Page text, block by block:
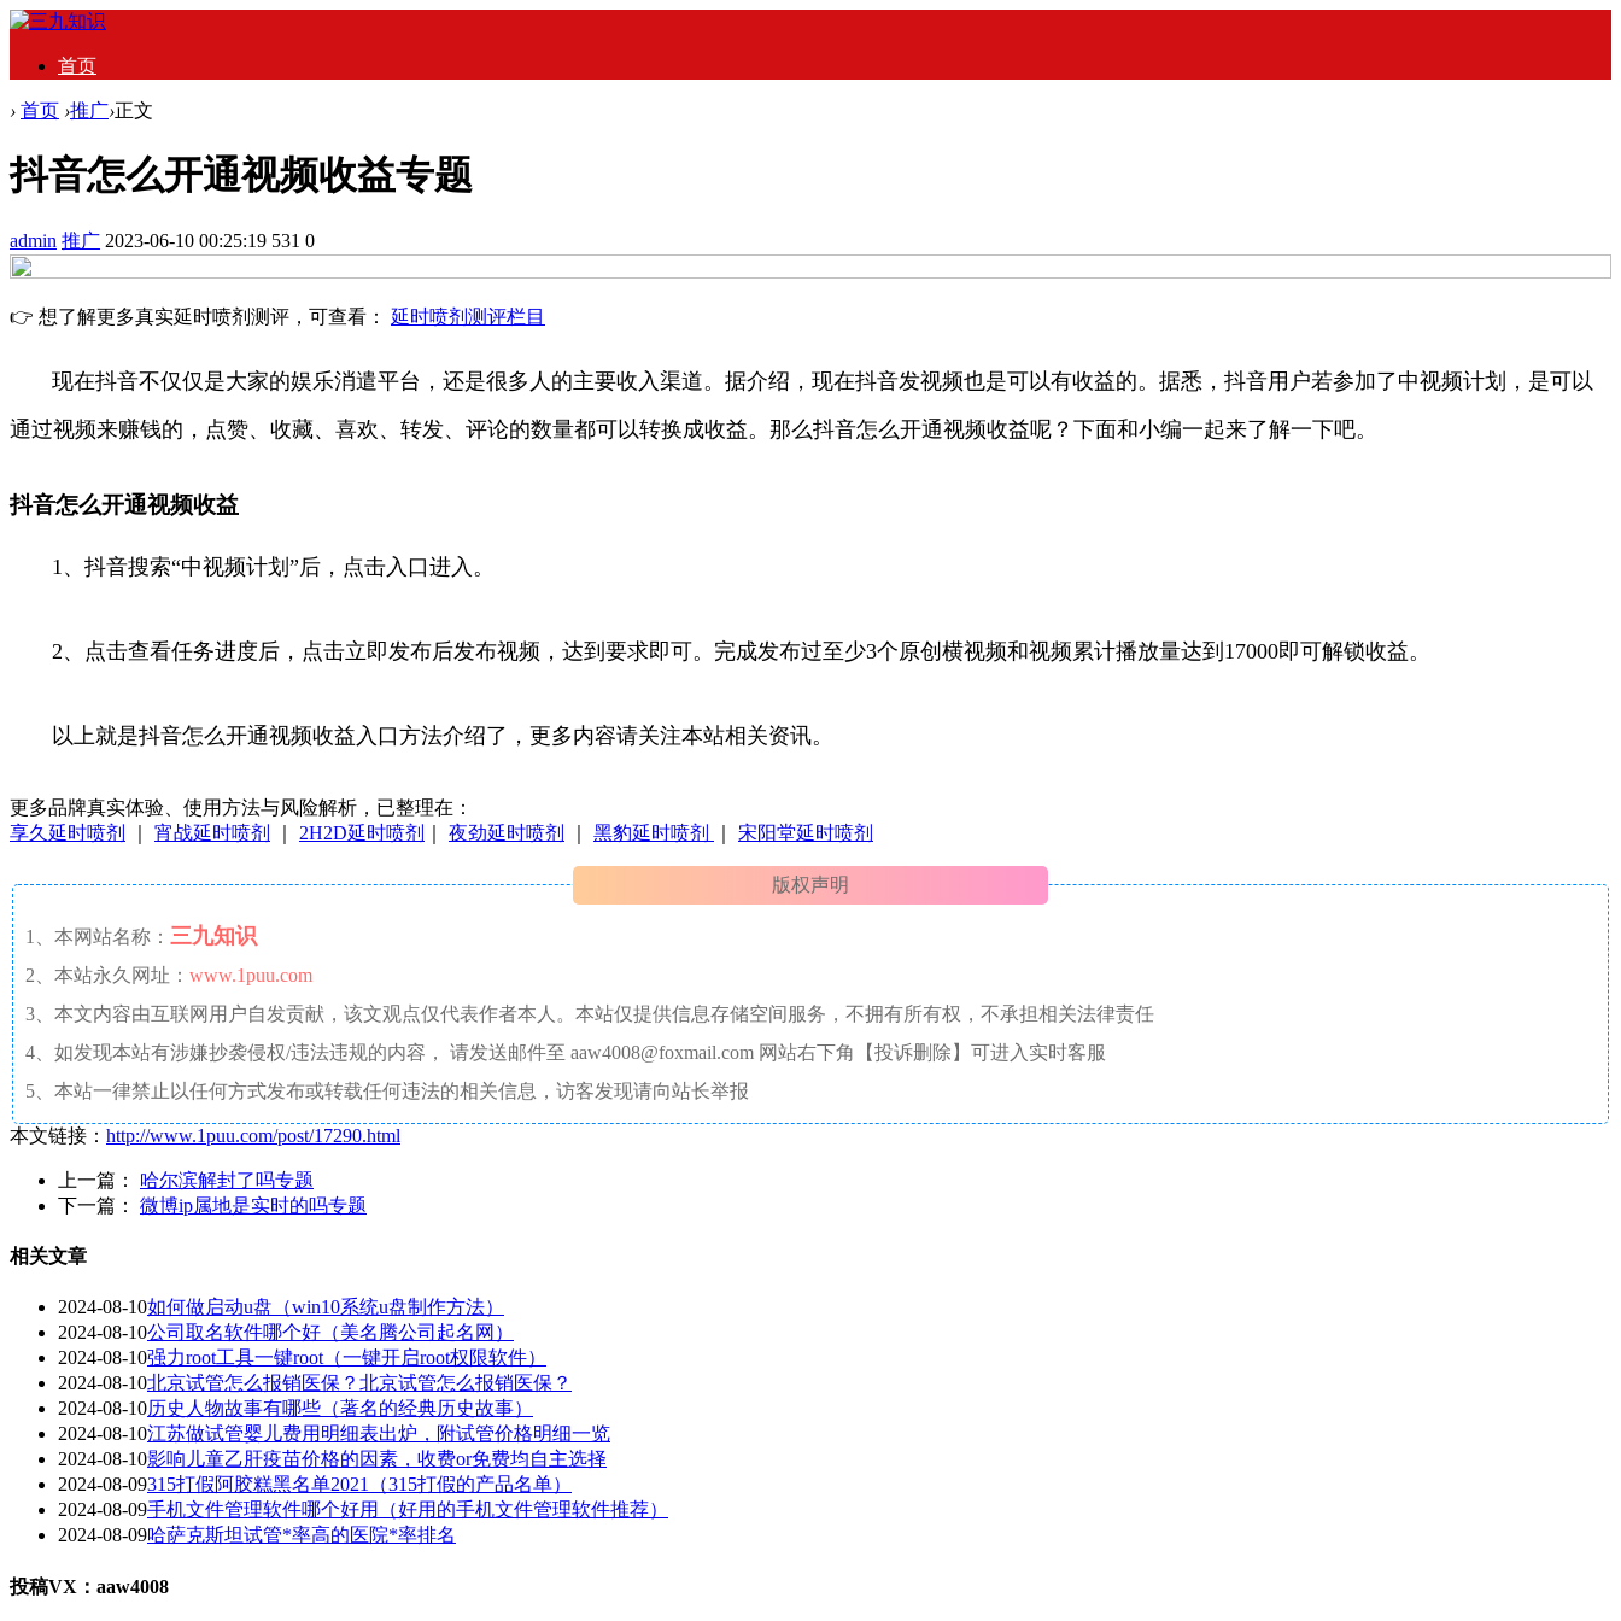
首页
› 首页 ›推广›正文
抖音怎么开通视频收益专题
admin 推广 2023-06-10 00:25:19 531 0
👉 想了解更多真实延时喷剂测评，可查看： 延时喷剂测评栏目
现在抖音不仅仅是大家的娱乐消遣平台，还是很多人的主要收入渠道。据介绍，现在抖音发视频也是可以有收益的。据悉，抖音用户若参加了中视频计划，是可以
通过视频来赚钱的，点赞、收藏、喜欢、转发、评论的数量都可以转换成收益。那么抖音怎么开通视频收益呢？下面和小编一起来了解一下吧。
抖音怎么开通视频收益
1、抖音搜索“中视频计划”后，点击入口进入。
2、点击查看任务进度后，点击立即发布后发布视频，达到要求即可。完成发布过至少3个原创横视频和视频累计播放量达到17000即可解锁收益。
以上就是抖音怎么开通视频收益入口方法介绍了，更多内容请关注本站相关资讯。
更多品牌真实体验、使用方法与风险解析，已整理在：
享久延时喷剂
宵战延时喷剂 2H2D延时喷剂 夜劲延时喷剂 黑豹延时喷剂 宋阳堂延时喷剂
版权声明
1、本网站名称： 三九知识
2、本站永久网址： www.1puu.com
3、本文内容由互联网用户自发贡献，该文观点仅代表作者本人。本站仅提供信息存储空间服务，不拥有所有权，不承担相关法律责任
4、如发现本站有涉嫌抄袭侵权/违法违规的内容， 请发送邮件至 aaw4008@foxmail.com 网站右下角【投诉删除】可进入实时客服
5、本站一律禁止以任何方式发布或转载任何违法的相关信息，访客发现请向站长举报
本文链接： http://www.1puu.com/post/17290.html
上一篇： 哈尔滨解封了吗专题
下一篇： 微博ip属地是实时的吗专题
相关文章
2024-08-10如何做启动u盘（win10系统u盘制作方法）
2024-08-10公司取名软件哪个好（美名腾公司起名网）
2024-08-10强力root工具一键root（一键开启root权限软件）
2024-08-10北京试管怎么报销医保？北京试管怎么报销医保？
2024-08-10历史人物故事有哪些（著名的经典历史故事）
2024-08-10江苏做试管婴儿费用明细表出炉，附试管价格明细一览
2024-08-10影响儿童乙肝疫苗价格的因素，收费or免费均自主选择
2024-08-09315打假阿胶糕黑名单2021（315打假的产品名单）
2024-08-09手机文件管理软件哪个好用（好用的手机文件管理软件推荐）
2024-08-09哈萨克斯坦试管*率高的医院*率排名
投稿VX：aaw4008